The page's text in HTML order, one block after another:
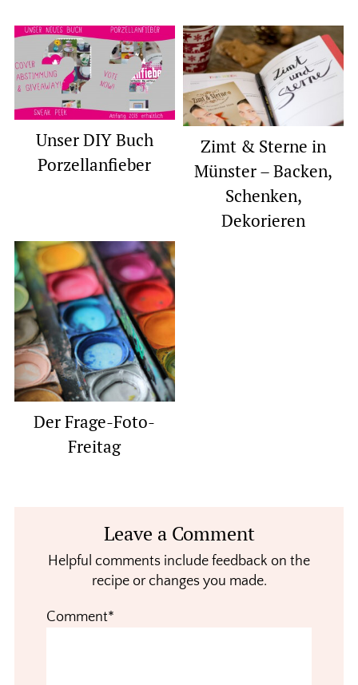
Unser DIY Buch
Porzellanfieber
Zimt & Sterne in
Münster – Backen,
Schenken,
Dekorieren
Der Frage-Foto-
Freitag
InteractionsLeave a Comment
Helpful comments include feedback on the
recipe or changes you made.
Comment*